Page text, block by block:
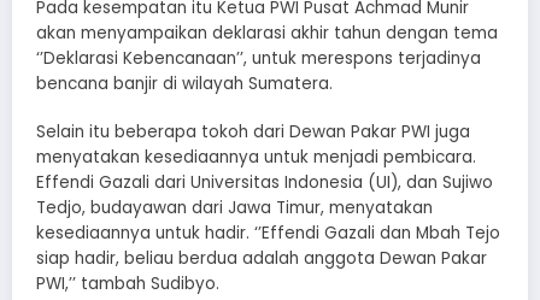
Pada kesempatan itu Ketua PWI Pusat Achmad Munir
akan menyampaikan deklarasi akhir tahun dengan tema
‘’Deklarasi Kebencanaan’’, untuk merespons terjadinya
bencana banjir di wilayah Sumatera.
Selain itu beberapa tokoh dari Dewan Pakar PWI juga
menyatakan kesediaannya untuk menjadi pembicara.
Effendi Gazali dari Universitas Indonesia (UI), dan Sujiwo
Tedjo, budayawan dari Jawa Timur, menyatakan
kesediaannya untuk hadir. ‘’Effendi Gazali dan Mbah Tejo
siap hadir, beliau berdua adalah anggota Dewan Pakar
PWI,’’ tambah Sudibyo.